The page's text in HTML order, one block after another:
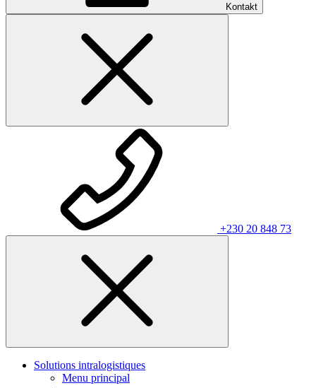
Kontakt
+230 20 848 73
Solutions intralogistiques
Menu principal